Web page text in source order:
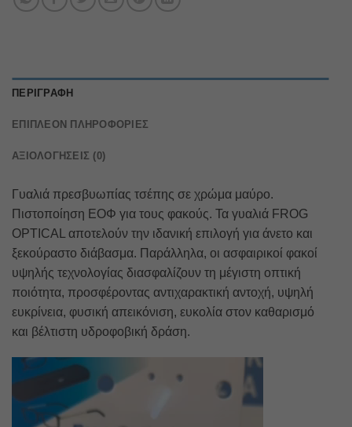
ΠΕΡΙΓΡΑΦΉ
ΕΠΙΠΛΈΟΝ ΠΛΗΡΟΦΟΡΊΕΣ
ΑΞΙΟΛΟΓΉΣΕΙΣ (0)
Γυαλιά πρεσβυωπίας τσέπης σε χρώμα μαύρο.
Πιστοποίηση ΕΟΦ για τους φακούς. Τα γυαλιά FROG
OPTICAL αποτελούν την ιδανική επιλογή για άνετο και
ξεκούραστο διάβασμα. Παράλληλα, οι ασφαιρικοί φακοί
υψηλής τεχνολογίας διασφαλίζουν τη μέγιστη οπτική
ποιότητα, προσφέροντας αντιχαρακτική αντοχή, υψηλή
ευκρίνεια, φυσική απεικόνιση, ευκολία στον καθαρισμό
και βέλτιστη υδροφοβική δράση.
Πρόγραμμα
Αναπαραγωγής
Βίντεο